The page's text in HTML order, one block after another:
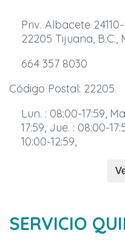
Priv. Albacete
22205 Tijuana, B.C.,
664 357 8030
Código Postal: 22205
Lun. : 08:00-17:59,
17:59, Jue. : 08:00-
10:00-12:59,
SERVICIO